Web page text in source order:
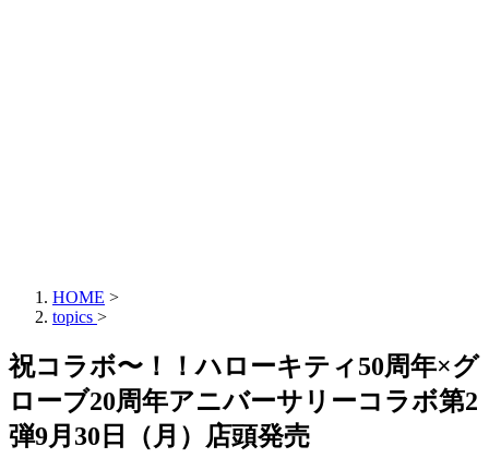
HOME >
topics >
祝コラボ〜！！ハローキティ50周年×グ
ローブ20周年アニバーサリーコラボ第2
弾9月30日（月）店頭発売